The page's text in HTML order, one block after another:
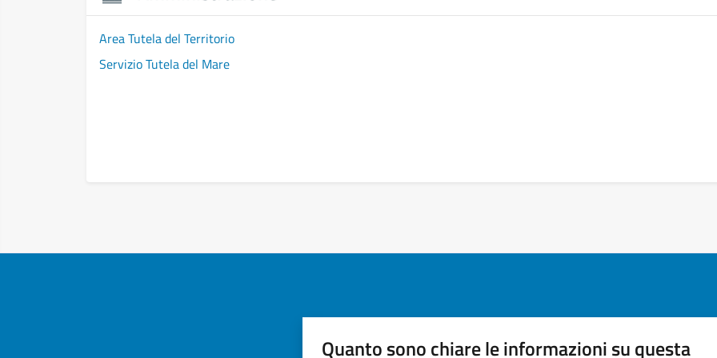
Area Tutela del Territorio
Servizio Tutela del Mare
Quanto sono chiare le informazioni su questa